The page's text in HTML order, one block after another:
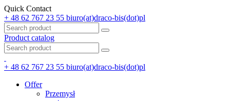
Quick Contact
+ 48 62 767 23 55 biuro(at)draco-bis(dot)pl
Product catalog
+ 48 62 767 23 55 biuro(at)draco-bis(dot)pl
Offer
Przemysł